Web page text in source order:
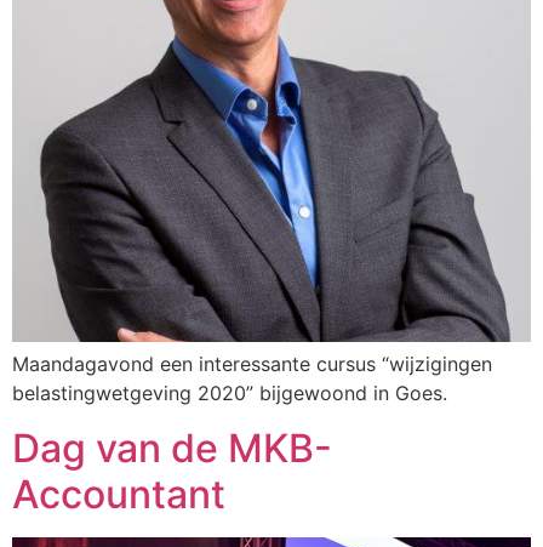
Maandagavond een interessante cursus “wijzigingen
belastingwetgeving 2020” bijgewoond in Goes.
Dag van de MKB-
Accountant